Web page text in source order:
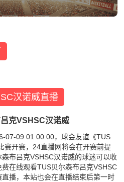
汉诺威直播
克VSHSC汉诺威
07-09 01:00:00，球会友谊《TUS
赛开赛，24直播网将会在开赛前提
布吕克VSHSC汉诺威的球迷可以收
在线观看TUS贝尔森布吕克VSHSC
播，本站也会在直播结束后第一时